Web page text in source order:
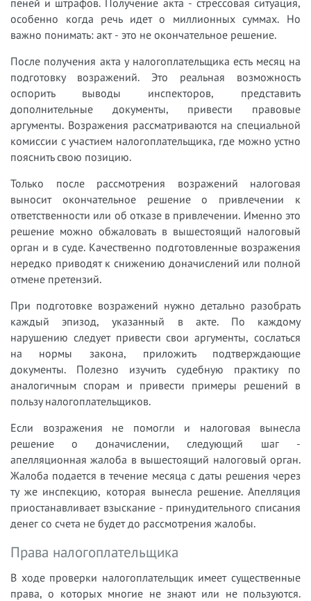
особенно когда речь идет о миллионных суммах. Но
важно понимать: акт - это не окончательное решение.
После получения акта у налогоплательщика есть месяц на
подготовку возражений. Это реальная возможность
оспорить выводы инспекторов, представить
дополнительные документы, привести правовые
аргументы. Возражения рассматриваются на специальной
комиссии с участием налогоплательщика, где можно устно
пояснить свою позицию.
Только после рассмотрения возражений налоговая
выносит окончательное решение о привлечении к
ответственности или об отказе в привлечении. Именно это
решение можно обжаловать в вышестоящий налоговый
орган и в суде. Качественно подготовленные возражения
нередко приводят к снижению доначислений или полной
отмене претензий.
При подготовке возражений нужно детально разобрать
каждый эпизод, указанный в акте. По каждому
нарушению следует привести свои аргументы, сослаться
на нормы закона, приложить подтверждающие
документы. Полезно изучить судебную практику по
аналогичным спорам и привести примеры решений в
пользу налогоплательщиков.
Если возражения не помогли и налоговая вынесла
решение о доначислении, следующий шаг -
апелляционная жалоба в вышестоящий налоговый орган.
Жалоба подается в течение месяца с даты решения через
ту же инспекцию, которая вынесла решение. Апелляция
приостанавливает взыскание - принудительного списания
денег со счета не будет до рассмотрения жалобы.
Права налогоплательщика
В ходе проверки налогоплательщик имеет существенные
права, о которых многие не знают или не пользуются.